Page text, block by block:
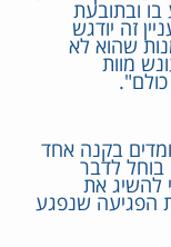
ובתובעת
זה יודגש
שהוא לא
מוות
בקנה אחד
בוחל לדבר
להשיג את
הפגיעה שנפגע